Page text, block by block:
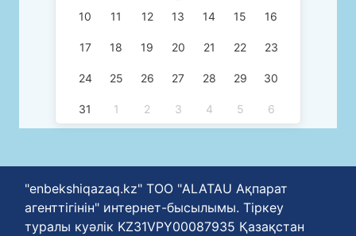
10 11 12 13 14 15 16
17 18 19 20 21 22 23
24 25 26 27 28 29 30
31 1 2 3 4 5 6
"enbekshiqazaq.kz" ТОО "ALATAU Ақпарат
агенттігінін" интернет-бысылымы. Тіркеу
туралы куәлік KZ31VPY00087935 Қазақстан